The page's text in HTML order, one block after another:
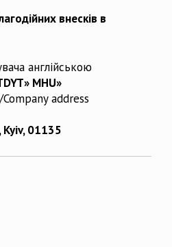
внесків в
англійською
MHU»
address
01135